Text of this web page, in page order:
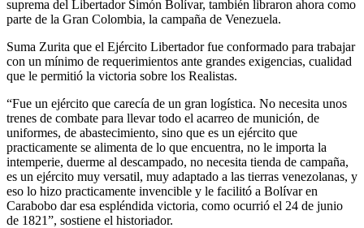
suprema del Libertador Simón Bolívar, también libraron ahora como
parte de la Gran Colombia, la campaña de Venezuela.
Suma Zurita que el Ejército Libertador fue conformado para trabajar
con un mínimo de requerimientos ante grandes exigencias, cualidad
que le permitió la victoria sobre los Realistas.
“Fue un ejército que carecía de un gran logística. No necesita unos
trenes de combate para llevar todo el acarreo de munición, de
uniformes, de abastecimiento, sino que es un ejército que
practicamente se alimenta de lo que encuentra, no le importa la
intemperie, duerme al descampado, no necesita tienda de campaña,
es un ejército muy versatil, muy adaptado a las tierras venezolanas, y
eso lo hizo practicamente invencible y le facilitó a Bolívar en
Carabobo dar esa espléndida victoria, como ocurrió el 24 de junio
de 1821”, sostiene el historiador.